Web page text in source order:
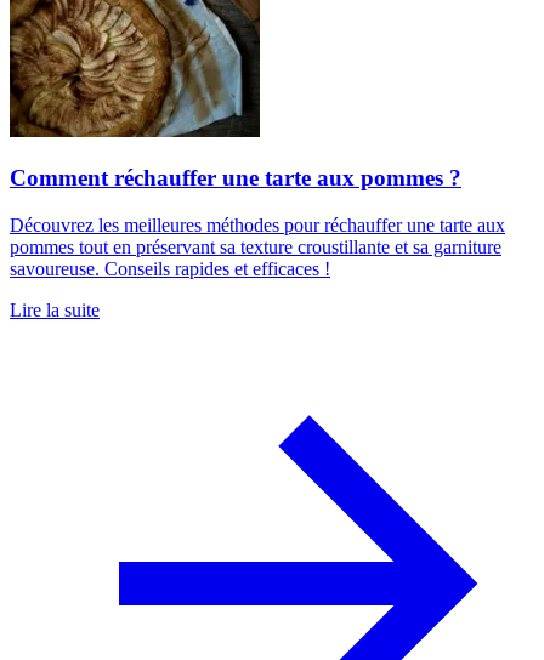
Comment réchauffer une tarte aux pommes ?
Découvrez les meilleures méthodes pour réchauffer une tarte aux
pommes tout en préservant sa texture croustillante et sa garniture
savoureuse. Conseils rapides et efficaces !
Lire la suite